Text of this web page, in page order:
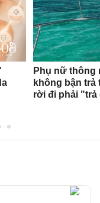
Phụ nữ thông
không bận
rời đi phải "trả